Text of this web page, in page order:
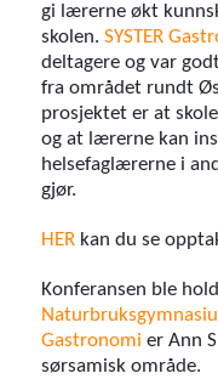
gi lærerne økt
skolen.SYSTER
deltagere og var
fra området rundt
prosjektet er at
og at lærerne kan
helsefaglærerne i
gjør.
HER kan du se
Konferansen ble
Gastronomi er Ann
sørsamisk område.